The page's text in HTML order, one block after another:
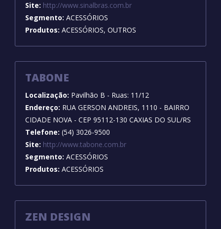
Site: http://www.sinalbras.com.br
Segmento: ACESSÓRIOS
Produtos: ACESSÓRIOS, OUTROS
TABONE
Localização: Pavilhão B - Ruas: 11/12
Endereço: RUA GERSON ANDREIS, 1110 - BAIRRO
CIDADE NOVA - CEP 95112-130 CAXIAS DO SUL/RS
Telefone: (54) 3026-9500
Site: http://www.tabone.com.br
Segmento: ACESSÓRIOS
Produtos: ACESSÓRIOS
ZEN DESIGN